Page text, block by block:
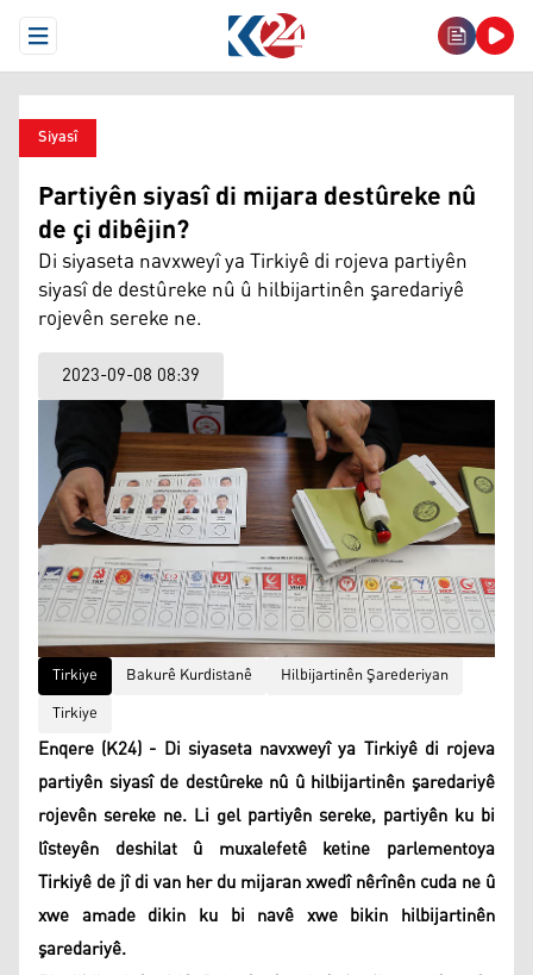
Open Menu
Siyasî
Partiyên siyasî di mijara destûreke nû
de çi dibêjin?
Di siyaseta navxweyî ya Tirkiyê di rojeva partiyên
siyasî de destûreke nû û hilbijartinên şaredariyê
rojevên sereke ne.
2023-09-08 08:39
Tirkiye Bakurê Kurdistanê
Hilbijartinên Şarederiyan
Tirkiye
Enqere (K24) - Di siyaseta navxweyî ya Tirkiyê di rojeva
partiyên siyasî de destûreke nû û hilbijartinên şaredariyê
rojevên sereke ne. Li gel partiyên sereke, partiyên ku bi
lîsteyên deshilat û muxalefetê ketine parlementoya
Tirkiyê de jî di van her du mijaran xwedî nêrînên cuda ne û
xwe amade dikin ku bi navê xwe bikin hilbijartinên
şaredariyê.